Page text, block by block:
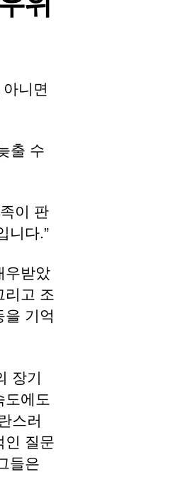
니면
출 수
이 판
니다.”
우받았
리고 조
을 기억
장기
도에도
스러
인 질문
들은